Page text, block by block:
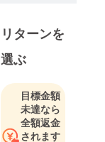
スティバル
2016』に唯
一日本人で
出演を果た
した。
Gospelや
Hiphopのサ
リターンを
選ぶ
目標金額
未達なら
全額返金
されます